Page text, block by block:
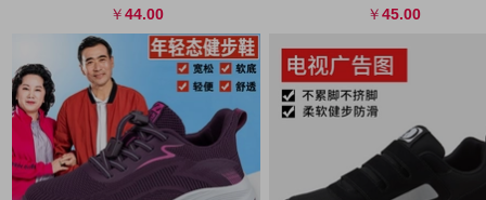
44.00 45.00